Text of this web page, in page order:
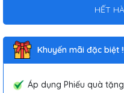
HẾT
Khuyến mãi đặc biệt
Áp dụng Phiếu quà